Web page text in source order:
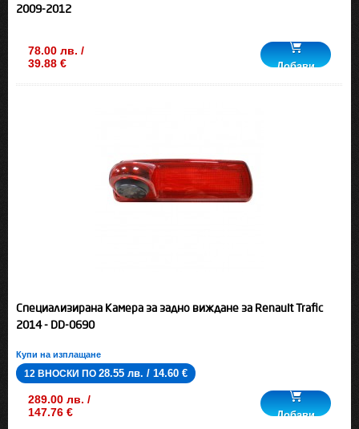
2009-2012
78.00 лв. /
39.88 €
Добави
Специализирана Камера за задно виждане за Renault Trafic
2014 - DD-0690
Купи на изплащане
12 ВНОСКИ ПО 28.55 лв. / 14.60 €
289.00 лв. /
147.76 €
Добави